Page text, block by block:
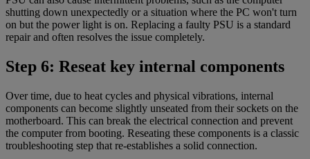
shutting down unexpectedly or a situation where the PC won't turn
on but the power light is on. Replacing a faulty PSU is a standard
repair and often resolves the issue completely.
Step 6: Reseat key internal components
Over time, due to heat cycles and physical vibrations, internal
components can become slightly unseated from their sockets on the
motherboard. This can break the electrical connection and prevent
the computer from booting. Reseating these components is a classic
troubleshooting step that re-establishes a solid connection.